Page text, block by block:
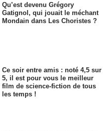
Qu’est devenu Grégory
Gatignol, qui jouait le méchant
Mondain dans Les Choristes ?
Ce soir entre amis : noté 4,5 sur
5, il est pour vous le meilleur
film de science-fiction de tous
les temps !